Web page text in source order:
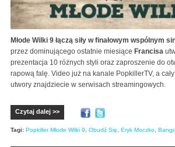
Młode Wilki 9 łączą siły w finałowym wspólnym
przez dominującego ostatnie miesiące Francisa
prezentacja 10 różnych styli oraz zaproszenie do
rapową falę. Video już na kanale PopkillerTV, a
utwory znajdziecie w serwisach streamingowych.
Czytaj dalej >>
Tagi: Popkiller Młode Wilki 9 Obudź Się Eryk Moczko